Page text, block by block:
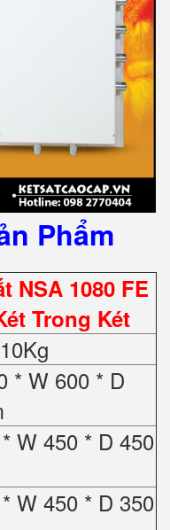
Phẩm
NSA 1080 FE
Trong Két
* W 600 * D
W 450 * D 450
W 450 * D 350